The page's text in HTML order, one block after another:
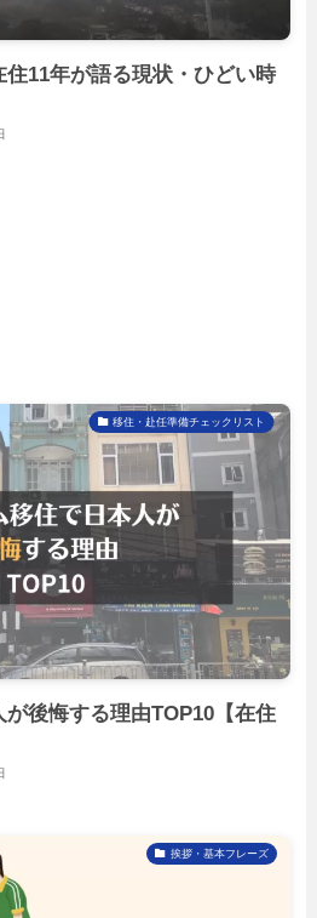
11年が語る現状・ひどい時
移住・赴任準備チェックリスト
後悔する理由TOP10【在住
挨拶・基本フレーズ